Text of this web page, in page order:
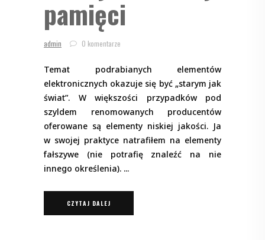
pamięci
admin 0 komentarze
Temat podrabianych elementów
elektronicznych okazuje się być „starym jak
świat”. W większości przypadków pod
szyldem renomowanych producentów
oferowane są elementy niskiej jakości. Ja
w swojej praktyce natrafiłem na elementy
fałszywe (nie potrafię znaleźć na nie
innego określenia).
CZYTAJ DALEJ